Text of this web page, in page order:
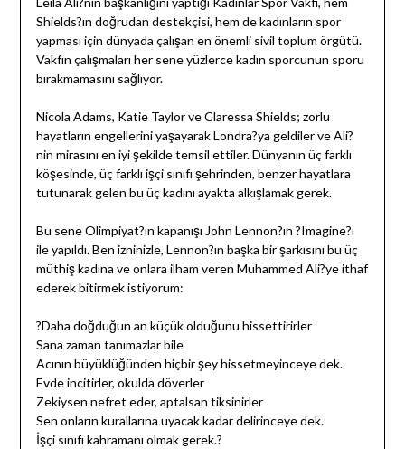
Shields?ın doğrudan destekçisi, hem de kadınların spor
yapması için dünyada çalışan en önemli sivil toplum örgütü.
Vakfın çalışmaları her sene yüzlerce kadın sporcunun sporu
bırakmamasını sağlıyor.
Nicola Adams, Katie Taylor ve Claressa Shields; zorlu
hayatların engellerini yaşayarak Londra?ya geldiler ve Ali?
nin mirasını en iyi şekilde temsil ettiler. Dünyanın üç farklı
köşesinde, üç farklı işçi sınıfı şehrinden, benzer hayatlara
tutunarak gelen bu üç kadını ayakta alkışlamak gerek.
Bu sene Olimpiyat?ın kapanışı John Lennon?ın ?Imagine?ı
ile yapıldı. Ben izninizle, Lennon?ın başka bir şarkısını bu üç
müthiş kadına ve onlara ilham veren Muhammed Ali?ye ithaf
ederek bitirmek istiyorum:
?Daha doğduğun an küçük olduğunu hissettirirler
Sana zaman tanımazlar bile
Acının büyüklüğünden hiçbir şey hissetmeyinceye dek.
Evde incitirler, okulda döverler
Zekiysen nefret eder, aptalsan tiksinirler
Sen onların kurallarına uyacak kadar delirinceye dek.
İşçi sınıfı kahramanı olmak gerek.?